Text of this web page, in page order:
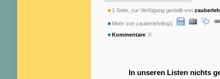
1 Seite, zur Verfügung gestellt von
Mehr von zauberlehrling1:
Kommentare: 0
In unseren Listen nichts